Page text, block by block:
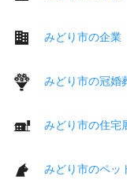
みどり市の企業
みどり市の冠婚
みどり市の住宅
みどり市のペッ